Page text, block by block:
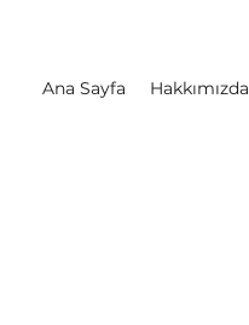
Ana Sayfa Hakkımızda